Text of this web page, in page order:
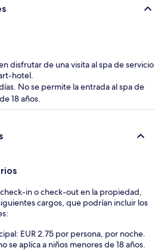
disfrutar de una visita al spa de servicio
hotel.
No se permite la entrada al spa de
18 años.
in o check-out en la propiedad,
cargos, que podrían incluir los
EUR 2.75 por persona, por noche.
se aplica a niños menores de 18 años.